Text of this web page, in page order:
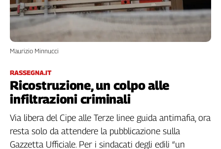
Welfare
Internazionale
Culture
Categorie
Filcams
Filctem
Fillea
Filt
Fiom
RASSEGNA.IT
Ricostruzione, un colpo alle
infiltrazioni criminali
Maurizio Minnucci
Via libera del Cipe alle Terze linee guida antimafia, ora
resta solo da attendere la pubblicazione sulla
Gazzetta Ufficiale. Per i sindacati degli edili “un